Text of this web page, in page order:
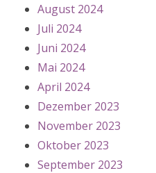
August 2024
Juli 2024
Juni 2024
Mai 2024
April 2024
Dezember 2023
November 2023
Oktober 2023
September 2023